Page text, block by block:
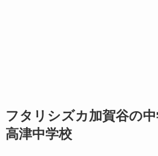
フタリシズカ加賀谷の
高津中学校